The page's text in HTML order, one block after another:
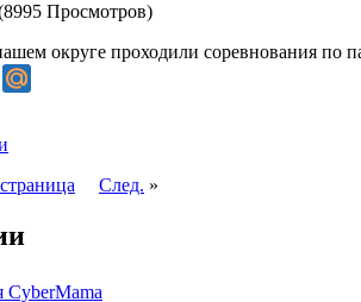
Просмотров)
округе проходили соревнования по
След. »